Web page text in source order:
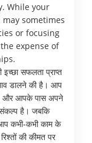
While your
sometimes
or focusing
expense of
सफलता प्राप्त
डालने की है। आप
और आपके पास अपने
है। जबकि
आप कभी-कभी काम के
की कीमत पर